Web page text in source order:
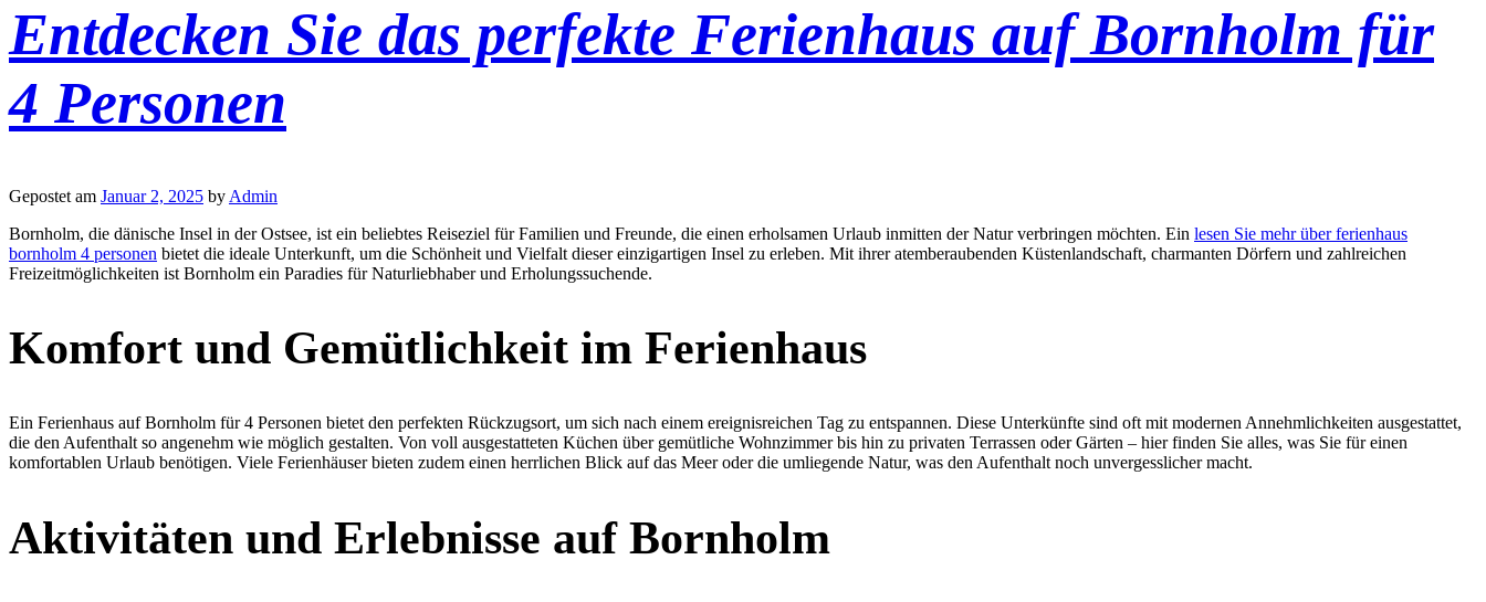
Entdecken Sie das perfekte Ferienhaus auf Bornholm für
4 Personen
Gepostet am Januar 2, 2025 by Admin
Bornholm, die dänische Insel in der Ostsee, ist ein beliebtes Reiseziel für Familien und Freunde, die einen erholsamen Urlaub inmitten der Natur verbringen möchten. Ein lesen Sie mehr über ferienhaus
bornholm 4 personen bietet die ideale Unterkunft, um die Schönheit und Vielfalt dieser einzigartigen Insel zu erleben. Mit ihrer atemberaubenden Küstenlandschaft, charmanten Dörfern und zahlreichen
Freizeitmöglichkeiten ist Bornholm ein Paradies für Naturliebhaber und Erholungssuchende.
Komfort und Gemütlichkeit im Ferienhaus
Ein Ferienhaus auf Bornholm für 4 Personen bietet den perfekten Rückzugsort, um sich nach einem ereignisreichen Tag zu entspannen. Diese Unterkünfte sind oft mit modernen Annehmlichkeiten ausgestattet,
die den Aufenthalt so angenehm wie möglich gestalten. Von voll ausgestatteten Küchen über gemütliche Wohnzimmer bis hin zu privaten Terrassen oder Gärten – hier finden Sie alles, was Sie für einen
komfortablen Urlaub benötigen. Viele Ferienhäuser bieten zudem einen herrlichen Blick auf das Meer oder die umliegende Natur, was den Aufenthalt noch unvergesslicher macht.
Aktivitäten und Erlebnisse auf Bornholm